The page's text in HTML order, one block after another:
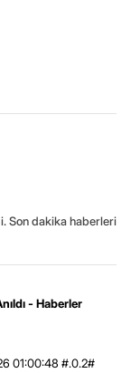
Son dakika haberleri
- Haberler
01:00:48 #.0.2#